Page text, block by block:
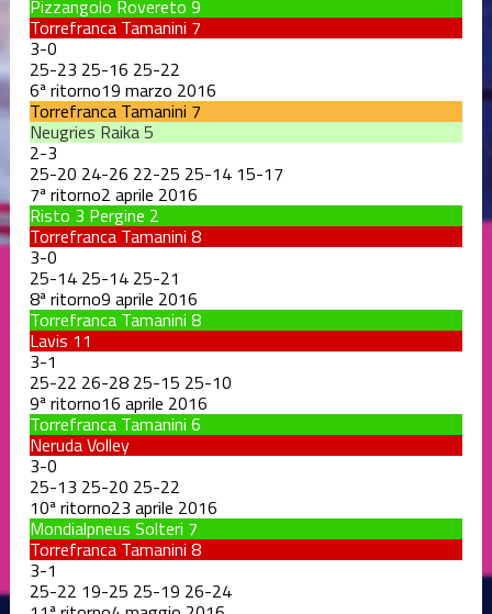
Pizzangolo Rovereto 9
Torrefranca Tamanini 7
3-0
25-23 25-16 25-22
6ª ritorno19 marzo 2016
Torrefranca Tamanini 7
Neugries Raika5
2-3
25-20 24-26 22-25 25-14 15-17
7ª ritorno2 aprile 2016
Risto 3 Pergine 2
Torrefranca Tamanini 8
3-0
25-14 25-14 25-21
8ª ritorno9 aprile 2016
Torrefranca Tamanini 8
Lavis 11
3-1
25-22 26-28 25-15 25-10
9ª ritorno16 aprile 2016
Torrefranca Tamanini 6
Neruda Volley
3-0
25-13 25-20 25-22
10ª ritorno23 aprile 2016
Mondialpneus Solteri 7
Torrefranca Tamanini 8
3-1
25-22 19-25 25-19 26-24